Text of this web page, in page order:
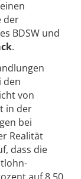
der
BDSW und
.
den
von
in der
bei
Realität
dass die